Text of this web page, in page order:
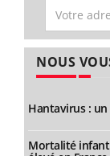
NOUS
Hantavirus :
Mortalité